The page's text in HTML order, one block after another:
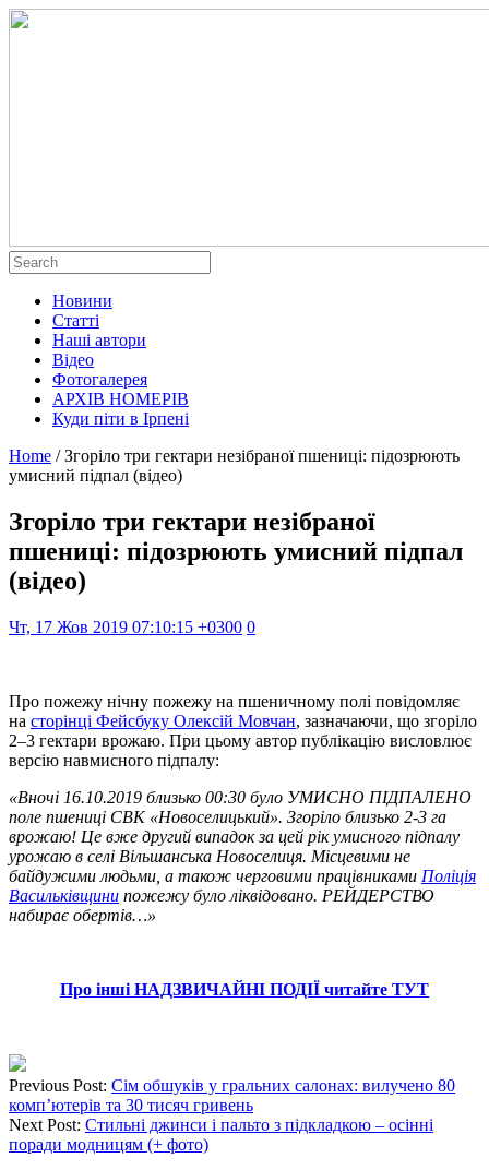
Новини
Статті
Наші автори
Відео
Фотогалерея
АРХІВ НОМЕРІВ
Куди піти в Ірпені
Home / Згоріло три гектари незібраної пшениці: підозрюють
умисний підпал (відео)
Згоріло три гектари незібраної
пшениці: підозрюють умисний підпал
(відео)
Чт, 17 Жов 2019 07:10:15 +0300 0
Про пожежу нічну пожежу на пшеничному полі повідомляє
на сторінці Фейсбуку Олексій Мовчан, зазначаючи, що згоріло
2–3 гектари врожаю. При цьому автор публікацію висловлює
версію навмисного підпалу:
«Вночі 16.10.2019 близько 00:30 було УМИСНО ПІДПАЛЕНО
поле пшениці СВК «Новоселицький». Згоріло близько 2-3 га
врожаю! Це вже другий випадок за цей рік умисного підпалу
урожаю в селі Вільшанська Новоселиця. Місцевими не
байдужими людьми, а також черговими працівниками Поліція
Васильківщини пожежу було ліквідовано. РЕЙДЕРСТВО
набирає обертів…»
Про інші НАДЗВИЧАЙНІ ПОДІЇ читайте ТУТ
Previous Post: Сім обшуків у гральних салонах: вилучено 80
комп’ютерів та 30 тисяч гривень
Next Post: Стильні джинси і пальто з підкладкою – осінні
поради модницям (+ фото)